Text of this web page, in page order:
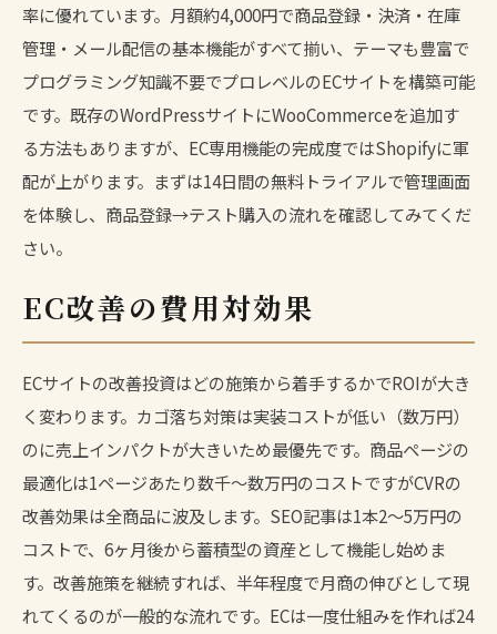
率に優れています。月額約4,000円で商品登録・決済・在庫
管理・メール配信の基本機能がすべて揃い、テーマも豊富で
プログラミング知識不要でプロレベルのECサイトを構築可能
です。既存のWordPressサイトにWooCommerceを追加す
る方法もありますが、EC専用機能の完成度ではShopifyに軍
配が上がります。まずは14日間の無料トライアルで管理画面
を体験し、商品登録→テスト購入の流れを確認してみてくだ
さい。
EC改善の費用対効果
ECサイトの改善投資はどの施策から着手するかでROIが大き
く変わります。カゴ落ち対策は実装コストが低い（数万円）
のに売上インパクトが大きいため最優先です。商品ページの
最適化は1ページあたり数千〜数万円のコストですがCVRの
改善効果は全商品に波及します。SEO記事は1本2〜5万円の
コストで、6ヶ月後から蓄積型の資産として機能し始めま
す。改善施策を継続すれば、半年程度で月商の伸びとして現
れてくるのが一般的な流れです。ECは一度仕組みを作れば24